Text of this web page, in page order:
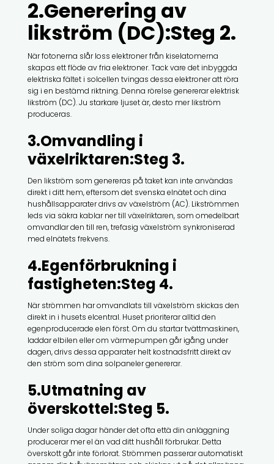
2.Generering av
likström (DC):Steg 2.
När fotonerna slår loss elektroner från kiselatomerna
skapas ett flöde av fria elektroner. Tack vare det inbyggda
elektriska fältet i solcellen tvingas dessa elektroner att röra
sig i en bestämd riktning. Denna rörelse genererar elektrisk
likström (DC). Ju starkare ljuset är, desto mer likström
produceras.
3.Omvandling i
växelriktaren:Steg 3.
Den likström som genereras på taket kan inte användas
direkt i ditt hem, eftersom det svenska elnätet och dina
hushållsapparater drivs av växelström (AC). Likströmmen
leds via säkra kablar ner till växelriktaren, som omedelbart
omvandlar den till ren, trefasig växelström synkroniserad
med elnätets frekvens.
4.Egenförbrukning i
fastigheten:Steg 4.
När strömmen har omvandlats till växelström skickas den
direkt in i husets elcentral. Huset prioriterar alltid den
egenproducerade elen först. Om du startar tvättmaskinen,
laddar elbilen eller om värmepumpen går igång under
dagen, drivs dessa apparater helt kostnadsfritt direkt av
den ström som dina solpaneler genererar.
5.Utmatning av
överskottel:Steg 5.
Under soliga dagar händer det ofta että din anläggning
producerar mer el än vad ditt hushåll förbrukar. Detta
överskott går inte förlorat. Strömmen passerar automatiskt